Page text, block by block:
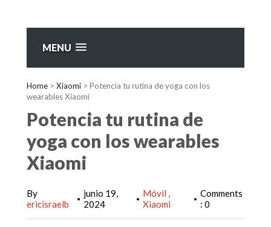
MENU
Home > Xiaomi > Potencia tu rutina de yoga con los
wearables Xiaomi
Potencia tu rutina de
yoga con los wearables
Xiaomi
By
ericisraelb
• junio 19,
2024
• Móvil
Xiaomi
• Comments
: 0